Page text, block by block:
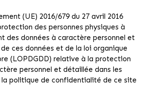
(UE) 2016/679 du 27 avril 2016
des personnes physiques à
des données à caractère personnel et
ces données et de la loi organique
(LOPDGDD) relative à la protection
personnel et détaillée dans les
politique de confidentialité de ce site